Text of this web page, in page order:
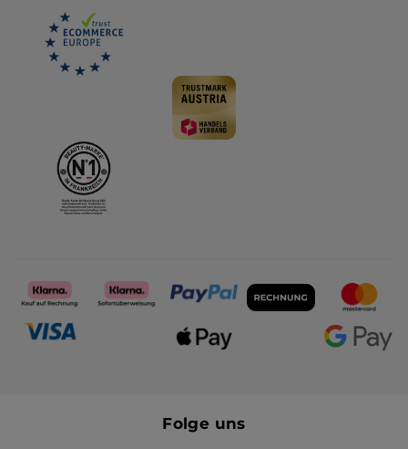
Folge uns